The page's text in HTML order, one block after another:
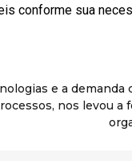
conforme sua
e a
nos levou